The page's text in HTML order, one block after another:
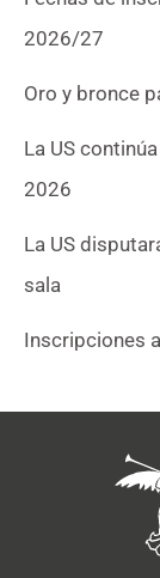
2026/27
Oro y bronce
La US
2026
La US
sala
Inscripciones